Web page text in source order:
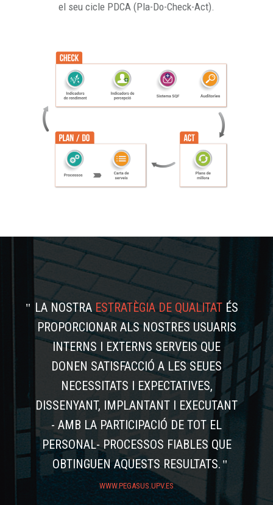
el seu cicle PDCA (Pla-Do-Check-Act).
LA NOSTRAESTRATÈGIA DE QUALITAT ÉS
PROPORCIONAR ALS NOSTRES USUARIS
INTERNS I EXTERNS SERVEIS QUE
DONEN SATISFACCIÓ A LES SEUES
NECESSITATS I EXPECTATIVES,
DISSENYANT, IMPLANTANT I EXECUTANT
- AMB LA PARTICIPACIÓ DE TOT EL
PERSONAL- PROCESSOS FIABLES QUE
OBTINGUEN AQUESTS RESULTATS.
WWW.PEGASUS.UPV.ES